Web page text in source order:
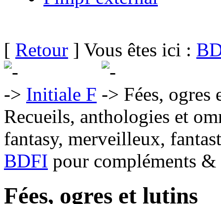
[ Retour ] Vous êtes ici :
Initiale F
Fées, ogres
Recueils, anthologies et
fantasy, merveilleux,
BDFI pour compléments
Fées, ogres et lutins